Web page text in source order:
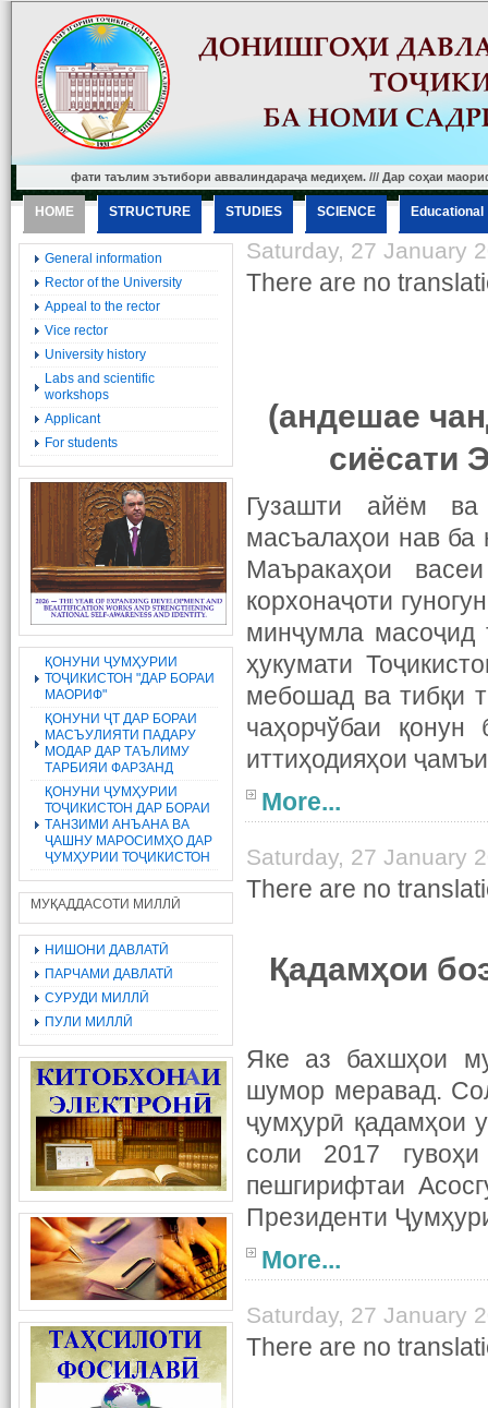
таълим эътибори аввалиндараҷа медиҳем. /// Дар соҳаи маориф ду
HOME STRUCTURE STUDIES SCIENCE Еducational
General information
Rector of the University
Appeal to the rector
Vice rector
University history
Labs and scientific
workshops
Applicant
For students
ҚОНУНИ ҶУМҲУРИИ
ТОҶИКИСТОН "ДАР БОРАИ
МАОРИФ"
ҚОНУНИ ҶТ ДАР БОРАИ
МАСЪУЛИЯТИ ПАДАРУ
МОДАР ДАР ТАЪЛИМУ
ТАРБИЯИ ФАРЗАНД
ҚОНУНИ ҶУМҲУРИИ
ТОҶИКИСТОН ДАР БОРАИ
ТАНЗИМИ АНЪАНА ВА
ҶАШНУ МАРОСИМҲО ДАР
ҶУМҲУРИИ ТОҶИКИСТОН
МУҚАДДАСОТИ МИЛЛӢ
НИШОНИ ДАВЛАТӢ
ПАРЧАМИ ДАВЛАТӢ
СУРУДИ МИЛЛӢ
ПУЛИ МИЛЛӢ
Saturday, 27 January
There are no
(андешае
сиёсати
Гузашти айём
масъалаҳои нав ба
Маъракаҳои
корхонаҷоти
минҷумла масоҷид
ҳукумати
мебошад ва тибқи
чаҳорчўбаи
иттиҳодияҳои
More...
Saturday, 27 January
There are no
Қадамҳои
Яке аз бахшҳои
шумор меравад.
ҷумҳурӣ қадамҳои
соли 2017
пешгирифтаи
Президенти
More...
Saturday, 27 January
There are no